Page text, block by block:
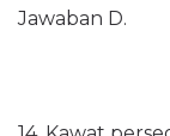
Jawaban D.